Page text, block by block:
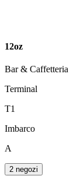
12oz
Bar & Caffetteria
Terminal
T1
Imbarco
A
2 negozi